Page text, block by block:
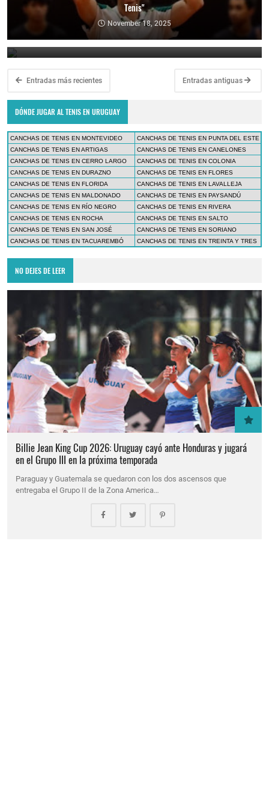
Tenis"
November 18, 2025
Copa Davis 2024: Uruguay enfrentará a Bolivia como visitante por
el Grupo Mundial II
February 10, 2024
Entradas más recientes Entradas antiguas
DÓNDE JUGAR AL TENIS EN URUGUAY
CANCHAS DE TENIS EN MONTEVIDEO
CANCHAS DE TENIS EN PUNTA DEL ESTE
CANCHAS DE TENIS EN ARTIGAS
CANCHAS DE TENIS EN CANELONES
CANCHAS DE TENIS EN CERRO LARGO
CANCHAS DE TENIS EN COLONIA
CANCHAS DE TENIS EN DURAZNO
CANCHAS DE TENIS EN FLORES
CANCHAS DE TENIS EN FLORIDA
CANCHAS DE TENIS EN LAVALLEJA
CANCHAS DE TENIS EN MALDONADO
CANCHAS DE TENIS EN PAYSANDÚ
CANCHAS DE TENIS EN RÍO NEGRO
CANCHAS DE TENIS EN RIVERA
CANCHAS DE TENIS EN ROCHA
CANCHAS DE TENIS EN SALTO
CANCHAS DE TENIS EN SAN JOSÉ
CANCHAS DE TENIS EN SORIANO
CANCHAS DE TENIS EN TACUAREMBÓ
CANCHAS DE TENIS EN TREINTA Y TRES
NO DEJES DE LEER
Billie Jean King Cup 2026: Uruguay cayó ante Honduras y jugará
en el Grupo III en la próxima temporada
Paraguay y Guatemala se quedaron con los dos ascensos que
entregaba el Grupo II de la Zona America…